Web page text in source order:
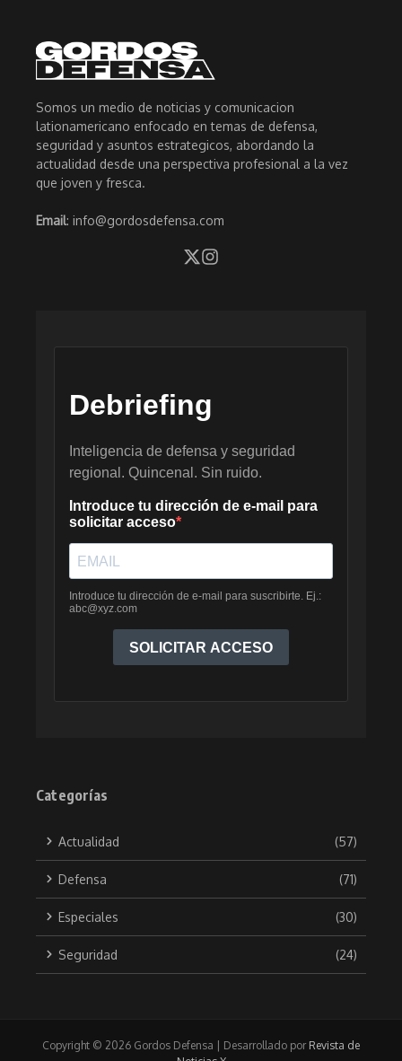
Somos un medio de noticias y comunicacion
lationamericano enfocado en temas de defensa,
seguridad y asuntos estrategicos, abordando la
actualidad desde una perspectiva profesional a la vez
que joven y fresca.
Email: info@gordosdefensa.com
Categorías
Actualidad (57)
Defensa (71)
Especiales (30)
Seguridad (24)
Copyright © 2026 Gordos Defensa | Desarrollado por Revista de